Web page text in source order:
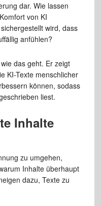
dar. Wie lassen
von KI
wird, dass
anfühlen?
das geht. Er zeigt
KI-Texte menschlicher
können, sodass
liest.
Inhalte
zu umgehen,
Inhalte überhaupt
dazu, Texte zu